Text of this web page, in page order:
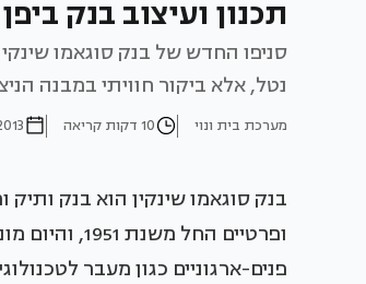
תכנון ועיצוב בנק ביפן
סניפו החדש של בנק סוגאמו
נטל, אלא ביקור חוויתי במבנה
מערכת בית ונוי 10 דקות קריאה
בנק סוגאמו שינקין הוא בנק ותיק
פנים-ארגוניים כגון מעבר